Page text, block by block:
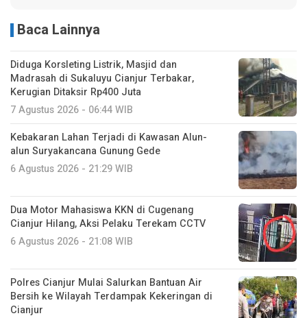
Baca Lainnya
Diduga Korsleting Listrik, Masjid dan
Madrasah di Sukaluyu Cianjur Terbakar,
Kerugian Ditaksir Rp400 Juta
7 Agustus 2026 - 06:44 WIB
Kebakaran Lahan Terjadi di Kawasan Alun-
alun Suryakancana Gunung Gede
6 Agustus 2026 - 21:29 WIB
Dua Motor Mahasiswa KKN di Cugenang
Cianjur Hilang, Aksi Pelaku Terekam CCTV
6 Agustus 2026 - 21:08 WIB
Polres Cianjur Mulai Salurkan Bantuan Air
Bersih ke Wilayah Terdampak Kekeringan di
Cianjur